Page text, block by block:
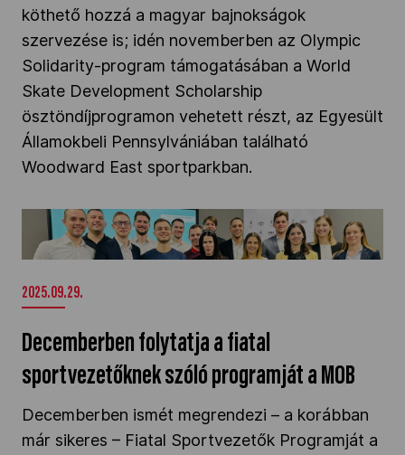
köthető hozzá a magyar bajnokságok
szervezése is; idén novemberben az Olympic
Solidarity-program támogatásában a World
Skate Development Scholarship
ösztöndíjprogramon vehetett részt, az Egyesült
Államokbeli Pennsylvániában található
Woodward East sportparkban.
Decemberben folytatja a fiatal
sportvezetőknek szóló programját a MOB" />
2025.09.29.
Decemberben folytatja a fiatal
sportvezetőknek szóló programját a MOB
Decemberben ismét megrendezi – a korábban
már sikeres – Fiatal Sportvezetők Programját a